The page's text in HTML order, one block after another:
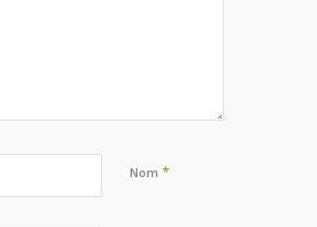
Nom *